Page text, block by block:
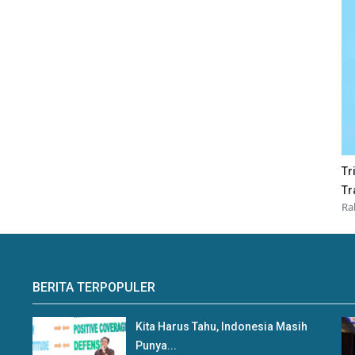
BERITA TERPOPULER
Kita Harus Tahu, Indonesia Masih
Punya...